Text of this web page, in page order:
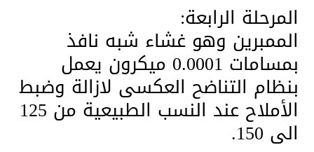
المرحلة الرابعة:
الممبرين وهو غشاء شبه نافذ
بمسامات 0.0001 ميكرون يعمل
بنظام التناضح العكسى لازالة وضبط
الأملاح عند النسب الطبيعية من 125
الى 150.